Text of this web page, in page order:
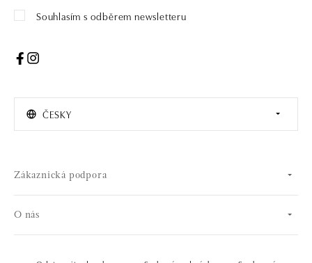
Souhlasím s odběrem newsletteru
ČESKY
Zákaznická podpora
O nás